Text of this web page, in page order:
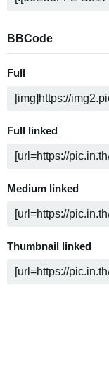
BBCode
Full
Full linked
Medium linked
Thumbnail linked